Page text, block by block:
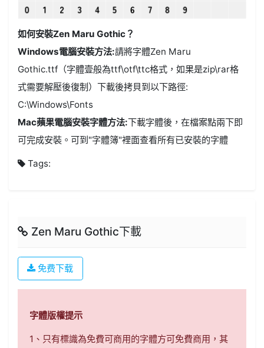
如何安裝Zen Maru Gothic？
Windows電腦安裝方法:請將字體Zen Maru
Gothic.ttf（字體壹般為ttf\otf\ttc格式，如果是zip\rar格
式需要解壓後復制）下載後拷貝到以下路徑:
C:\Windows\Fonts
Mac蘋果電腦安裝字體方法:下載字體後，在檔案點兩下即
可完成安裝。可到"字體簿"裡面查看所有已安裝的字體
Tags:
Zen Maru Gothic下載
免费下载
字體版權提示
1、只有標識為免費可商用的字體方可免費商用，其